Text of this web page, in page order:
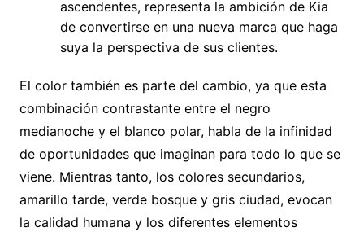
ascendentes, representa la ambición de Kia
de convertirse en una nueva marca que haga
suya la perspectiva de sus clientes.
El color también es parte del cambio, ya que esta
combinación contrastante entre el negro
medianoche y el blanco polar, habla de la infinidad
de oportunidades que imaginan para todo lo que se
viene. Mientras tanto, los colores secundarios,
amarillo tarde, verde bosque y gris ciudad, evocan
la calidad humana y los diferentes elementos